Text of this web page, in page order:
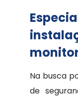
Na busca
de